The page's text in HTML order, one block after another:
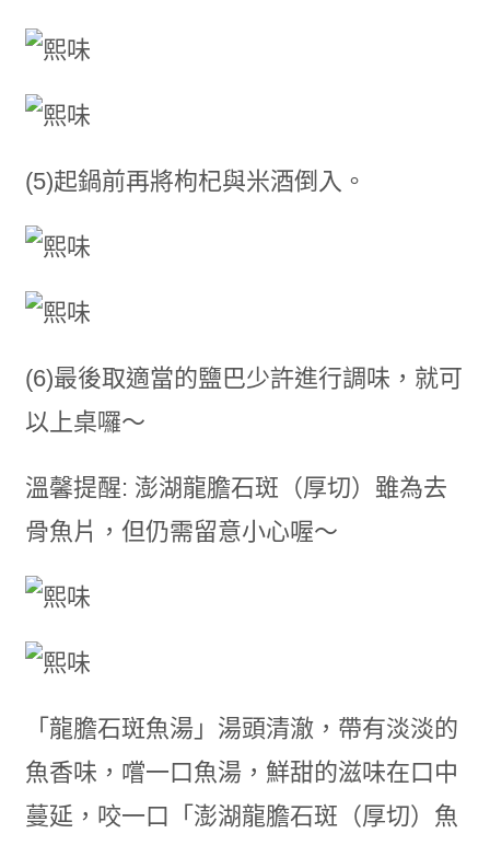
(5)起鍋前再將枸杞與米酒倒入。
(6)最後取適當的鹽巴少許進行調味，就可
以上桌囉～
溫馨提醒: 澎湖龍膽石斑（厚切）雖為去
骨魚片，但仍需留意小心喔～
「龍膽石斑魚湯」湯頭清澈，帶有淡淡的
魚香味，嚐一口魚湯，鮮甜的滋味在口中
蔓延，咬一口「澎湖龍膽石斑（厚切）魚